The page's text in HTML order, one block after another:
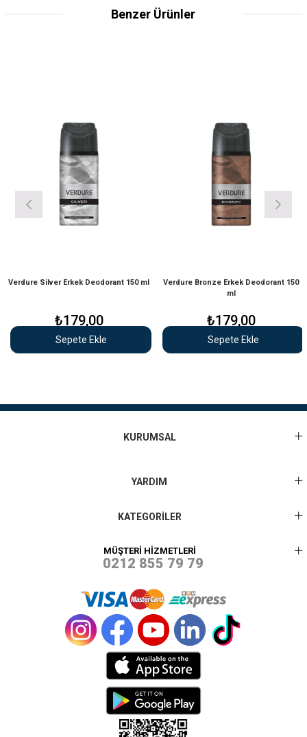
Benzer Ürünler
Verdure Silver Erkek Deodorant 150 ml
₺179,00
Sepete Ekle
Verdure Bronze Erkek Deodorant 150
ml
₺179,00
Sepete Ekle
KURUMSAL
YARDIM
KATEGORİLER
MÜŞTERİ HİZMETLERİ
0212 855 79 79